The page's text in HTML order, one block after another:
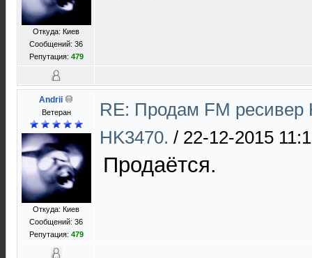
Откуда: Киев
Сообщений: 36
Репутация: 479
Andrii
Ветеран
Откуда: Киев
Сообщений: 36
Репутация: 479
RE: Продам FM ресивер
HK3470. / 22-12-2015
Продаётся.